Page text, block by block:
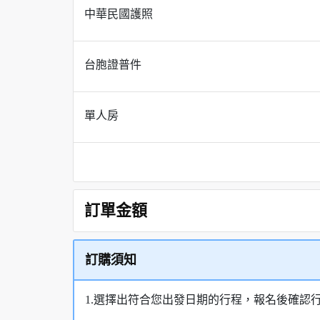
中華民國護照
台胞證普件
單人房
訂單金額
訂購須知
1.選擇出符合您出發日期的行程，報名後確認